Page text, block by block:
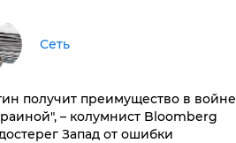
Сеть
получит преимущество в войне
– колумнист Bloomberg
Запад от ошибки